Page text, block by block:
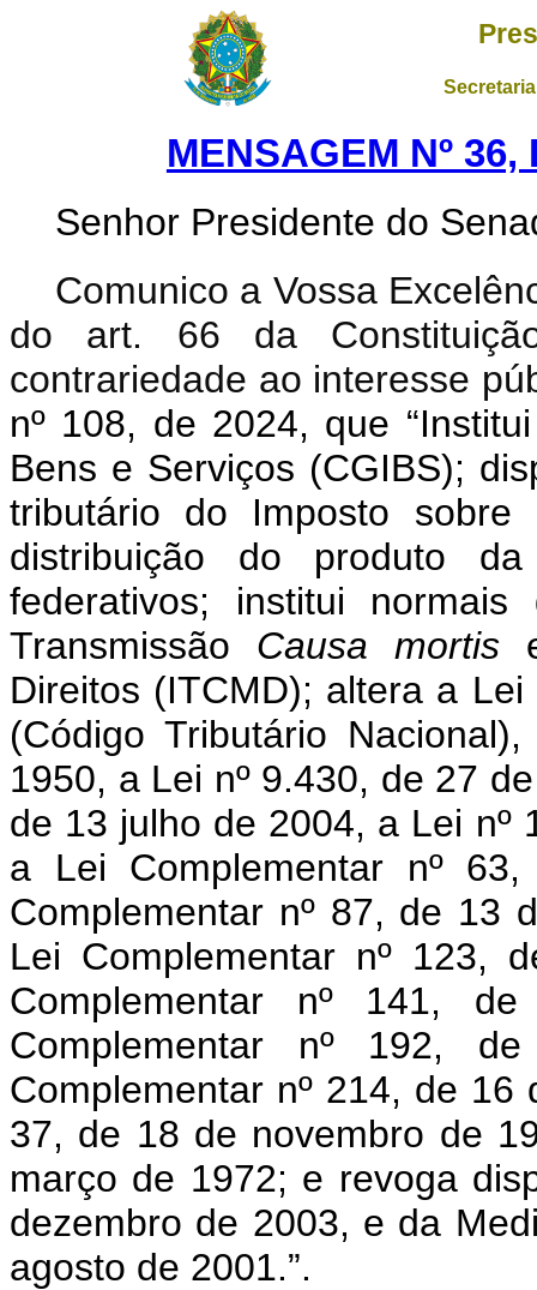
MENSAGEM Nº
Senhor Presidente do
Comunico a Vossa
do art. 66 da
contrariedade ao interesse
nº 108, de 2024, que
Bens e Serviços (CGIBS);
tributário do Imposto
distribuição do produto
federativos; institui
Transmissão Causa mortis
Direitos (ITCMD); altera a
(Código Tributário
1950, a Lei nº 9.430, de 27
de 13 julho de 2004, a Lei nº
a Lei Complementar nº
Complementar nº 87, de 13
Lei Complementar nº 123,
Complementar nº 141,
Complementar nº 192,
Complementar nº 214, de
37, de 18 de novembro de
março de 1972; e revoga
dezembro de 2003, e da
agosto de 2001.”.